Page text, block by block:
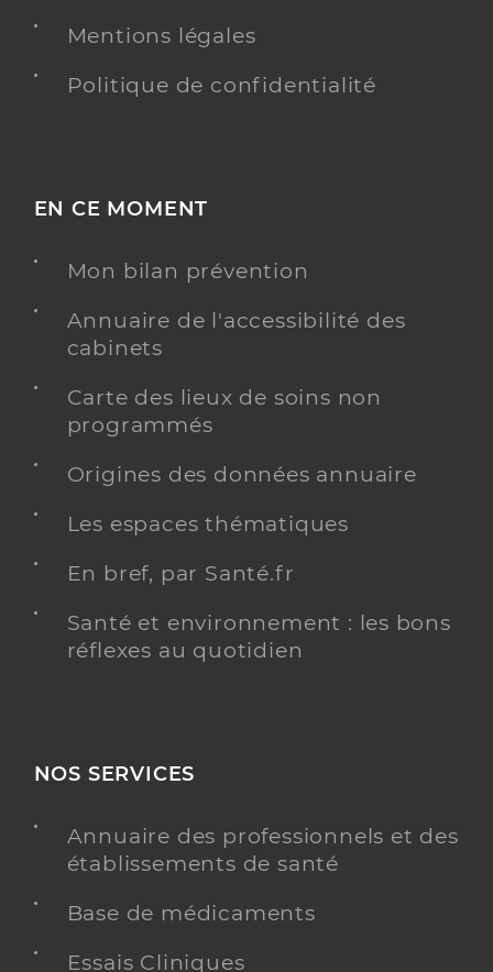
Mentions légales
Politique de confidentialité
EN CE MOMENT
Mon bilan prévention
Annuaire de l'accessibilité des
cabinets
Carte des lieux de soins non
programmés
Origines des données annuaire
Les espaces thématiques
En bref, par Santé.fr
Santé et environnement : les bons
réflexes au quotidien
NOS SERVICES
Annuaire des professionnels et des
établissements de santé
Base de médicaments
Essais Cliniques